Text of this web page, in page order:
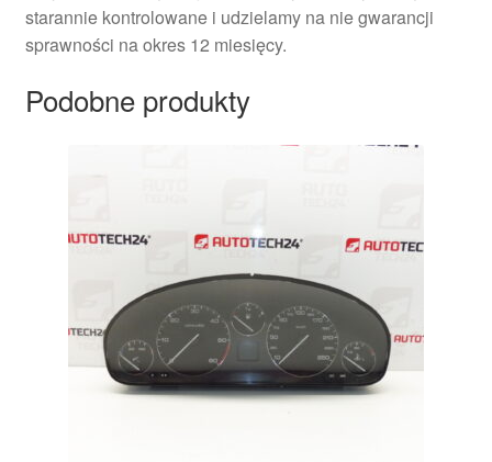
starannie kontrolowane i udzielamy na nie gwarancji
sprawności na okres 12 miesięcy.
Podobne produkty